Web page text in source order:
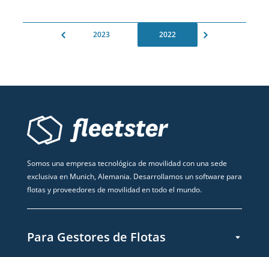
necesitamos evitar las emisiones, no compensarlas.
2023 2022
Somos una empresa tecnológica de movilidad con una sede
exclusiva en Munich, Alemania. Desarrollamos un software para
flotas y proveedores de movilidad en todo el mundo.
Para Gestores de Flotas